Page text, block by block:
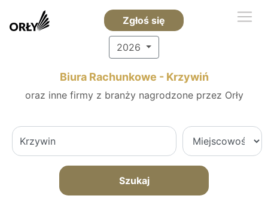
Zgłoś się
2026
Biura Rachunkowe - Krzywiń
oraz inne firmy z branży nagrodzone przez Orły
Szukaj